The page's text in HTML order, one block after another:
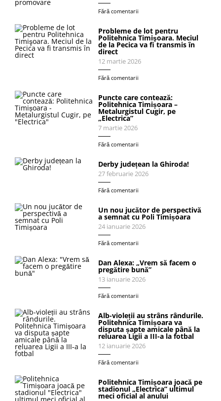
Fără comentarii
Probleme de lot pentru
Politehnica Timişoara. Meciul
de la Pecica va fi transmis în
direct
12 martie 2026
Fără comentarii
Puncte care contează:
Politehnica Timișoara –
Metalurgistul Cugir, pe
„Electrica”
7 martie 2026
Fără comentarii
Derby județean la Ghiroda!
27 februarie 2026
Fără comentarii
Un nou jucător de perspectivă
a semnat cu Poli Timișoara
24 ianuarie 2026
Fără comentarii
Dan Alexa: „Vrem să facem o
pregătire bună”
13 ianuarie 2026
Fără comentarii
Alb-violeții au strâns rândurile.
Politehnica Timișoara va
disputa șapte amicale până la
reluarea Ligii a III-a la fotbal
12 ianuarie 2026
Fără comentarii
Politehnica Timișoara joacă pe
stadionul „Electrica” ultimul
meci oficial al anului